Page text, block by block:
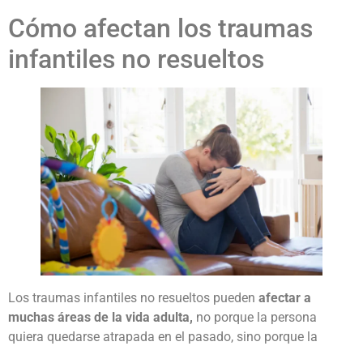
Cómo afectan los traumas
infantiles no resueltos
Los traumas infantiles no resueltos pueden afectar a
muchas áreas de la vida adulta, no porque la persona
quiera quedarse atrapada en el pasado, sino porque la